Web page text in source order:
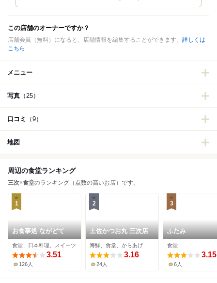
この店舗のオーナーですか？
店舗会員（無料）になると、店舗情報を編集することができます。 詳しくは
こちら
メニュー
写真 （25）
口コミ （9）
地図
周辺の食堂ランキング
三次×食堂のランキング（点数の高いお店）です。
1
お食事処 ながどて
食堂、日本料理、スイーツ
3.51
126人
2
土佐かつお丸 三次店
海鮮、食堂、からあげ
3.16
24人
3
ふたみ
食堂
3.15
6人